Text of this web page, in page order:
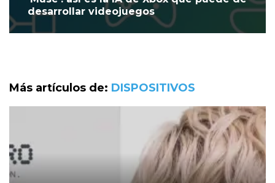
desarrollar videojuegos
Más artículos de: DISPOSITIVOS